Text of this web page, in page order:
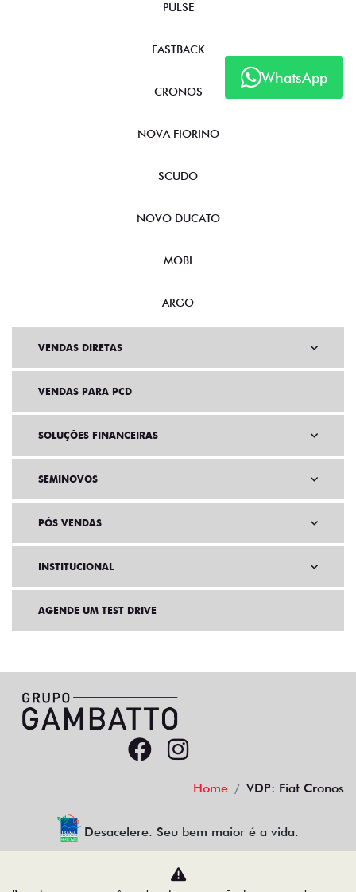
WhatsApp
PULSE
FASTBACK
CRONOS
NOVA FIORINO
SCUDO
NOVO DUCATO
MOBI
ARGO
VENDAS DIRETAS
VENDAS PARA PCD
SOLUÇÕES FINANCEIRAS
SEMINOVOS
PÓS VENDAS
INSTITUCIONAL
AGENDE UM TEST DRIVE
Home VDP: Fiat Cronos
Desacelere. Seu bem maior é a vida.